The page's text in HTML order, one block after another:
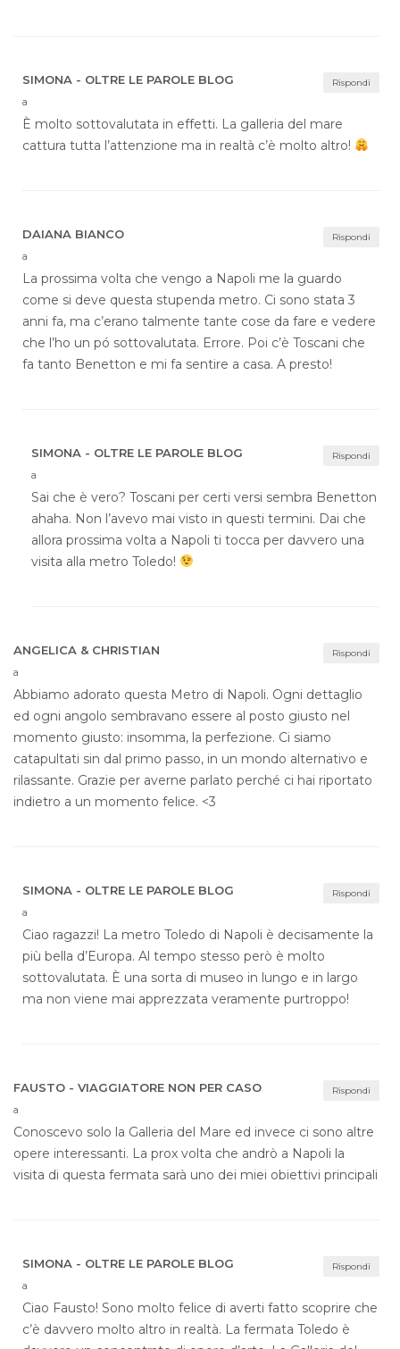
Rispondi
SIMONA - OLTRE LE PAROLE BLOG
a
È molto sottovalutata in effetti. La galleria del mare
cattura tutta l’attenzione ma in realtà c’è molto altro!
Rispondi
DAIANA BIANCO
a
La prossima volta che vengo a Napoli me la guardo
come si deve questa stupenda metro. Ci sono stata 3
anni fa, ma c’erano talmente tante cose da fare e vedere
che l’ho un pó sottovalutata. Errore. Poi c’è Toscani che
fa tanto Benetton e mi fa sentire a casa. A presto!
Rispondi
SIMONA - OLTRE LE PAROLE BLOG
a
Sai che è vero? Toscani per certi versi sembra Benetton
ahaha. Non l’avevo mai visto in questi termini. Dai che
allora prossima volta a Napoli ti tocca per davvero una
visita alla metro Toledo!
Rispondi
ANGELICA & CHRISTIAN
a
Abbiamo adorato questa Metro di Napoli. Ogni dettaglio
ed ogni angolo sembravano essere al posto giusto nel
momento giusto: insomma, la perfezione. Ci siamo
catapultati sin dal primo passo, in un mondo alternativo e
rilassante. Grazie per averne parlato perché ci hai riportato
indietro a un momento felice. <3
Rispondi
SIMONA - OLTRE LE PAROLE BLOG
a
Ciao ragazzi! La metro Toledo di Napoli è decisamente la
più bella d’Europa. Al tempo stesso però è molto
sottovalutata. È una sorta di museo in lungo e in largo
ma non viene mai apprezzata veramente purtroppo!
Rispondi
FAUSTO - VIAGGIATORE NON PER CASO
a
Conoscevo solo la Galleria del Mare ed invece ci sono altre
opere interessanti. La prox volta che andrò a Napoli la
visita di questa fermata sarà uno dei miei obiettivi principali
Rispondi
SIMONA - OLTRE LE PAROLE BLOG
a
Ciao Fausto! Sono molto felice di averti fatto scoprire che
c’è davvero molto altro in realtà. La fermata Toledo è